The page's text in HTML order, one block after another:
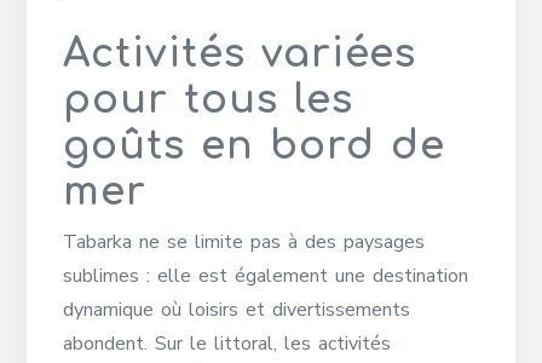
Activités variées
pour tous les
goûts en bord de
mer
Tabarka ne se limite pas à des paysages
sublimes : elle est également une destination
dynamique où loisirs et divertissements
abondent. Sur le littoral, les activités